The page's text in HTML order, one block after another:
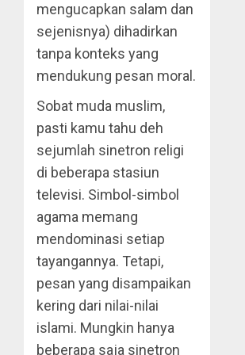
mengucapkan salam dan
sejenisnya) dihadirkan
tanpa konteks yang
mendukung pesan moral.
Sobat muda muslim,
pasti kamu tahu deh
sejumlah sinetron religi
di beberapa stasiun
televisi. Simbol-simbol
agama memang
mendominasi setiap
tayangannya. Tetapi,
pesan yang disampaikan
kering dari nilai-nilai
islami. Mungkin hanya
beberapa saja sinetron